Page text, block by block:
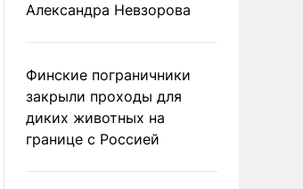
Александра Невзорова
Финские пограничники
закрыли проходы для
диких животных на
границе с Россией